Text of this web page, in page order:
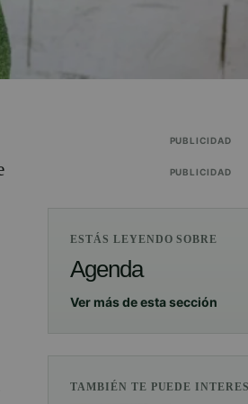
PUBLICIDAD
PUBLICIDAD
ESTÁS LEYENDO SOBRE
Agenda
Ver más de esta sección
TAMBIÉN TE PUEDE